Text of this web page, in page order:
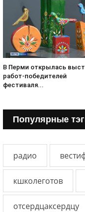
В Перми открылась
работ-победителей
фестиваля...
Популярные
радио
кшколеготов
отсердцаксердцу